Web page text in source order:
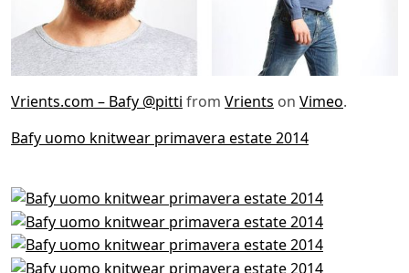
Vrients.com – Bafy @pitti from Vrients on Vimeo.
Bafy uomo knitwear primavera estate 2014